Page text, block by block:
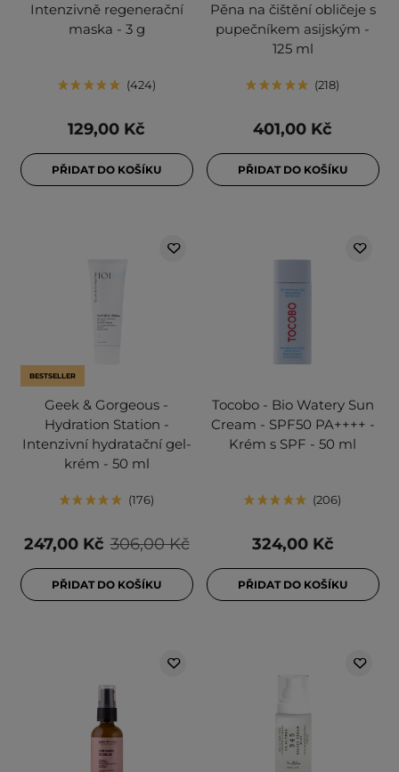
Intenzivně regenerační
maska - 3 g
424
129,00 Kč
PŘIDAT DO KOŠÍKU
Pěna na čištění obličeje s
pupečníkem asijským -
125 ml
218
401,00 Kč
PŘIDAT DO KOŠÍKU
BESTSELLER
Geek & Gorgeous -
Hydration Station -
Intenzivní hydratační gel-
krém - 50 ml
176
306,00 Kč
247,00 Kč
PŘIDAT DO KOŠÍKU
Tocobo - Bio Watery Sun
Cream - SPF50 PA++++ -
Krém s SPF - 50 ml
206
324,00 Kč
PŘIDAT DO KOŠÍKU